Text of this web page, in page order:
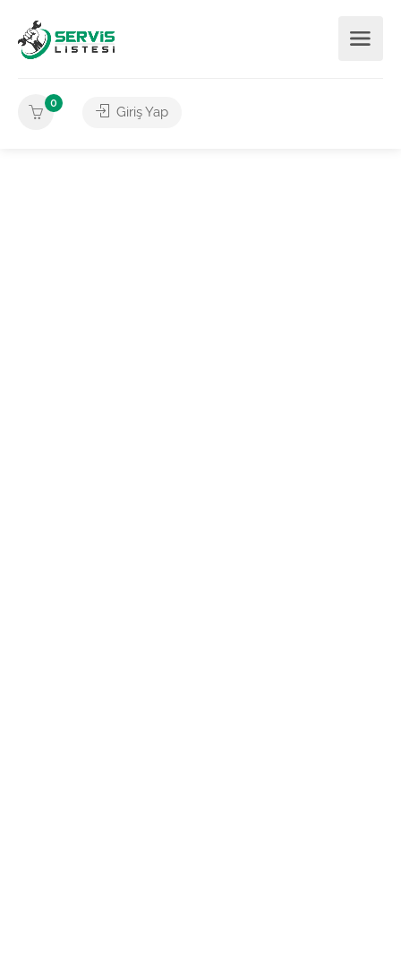
0
Giriş Yap